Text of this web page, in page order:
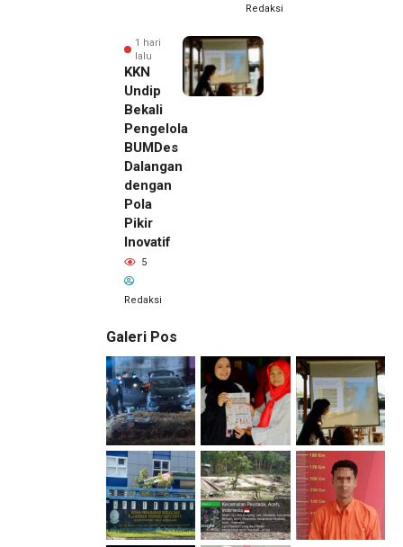
Redaksi
1 hari
lalu
KKN
Undip
Bekali
Pengelola
BUMDes
Dalangan
dengan
Pola
Pikir
Inovatif
5
Redaksi
Galeri Pos